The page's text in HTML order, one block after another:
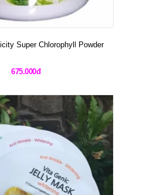
Super Chlorophyll Powder
675.000đ